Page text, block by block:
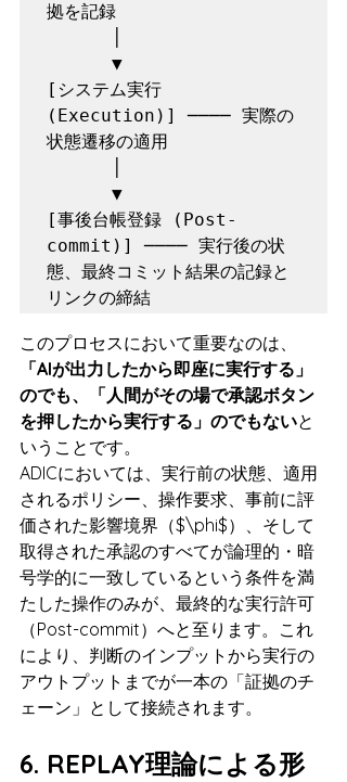
拠を記録
[システム実行
(Execution)] ──── 実際の
状態遷移の適用
[事後台帳登録 (Post-
commit)] ──── 実行後の状
態、最終コミット結果の記録と
このプロセスにおいて重要なのは、
「AIが出力したから即座に実行する」
のでも、「人間がその場で承認ボタン
を押したから実行する」のでもないと
いうことです。
ADICにおいては、実行前の状態、適用
されるポリシー、操作要求、事前に評
価された影響境界（$\phi$）、そして
取得された承認のすべてが論理的・暗
号学的に一致しているという条件を満
たした操作のみが、最終的な実行許可
（Post-commit）へと至ります。これ
により、判断のインプットから実行の
アウトプットまでが一本の「証拠のチ
ェーン」として接続されます。
6. REPLAY理論による形